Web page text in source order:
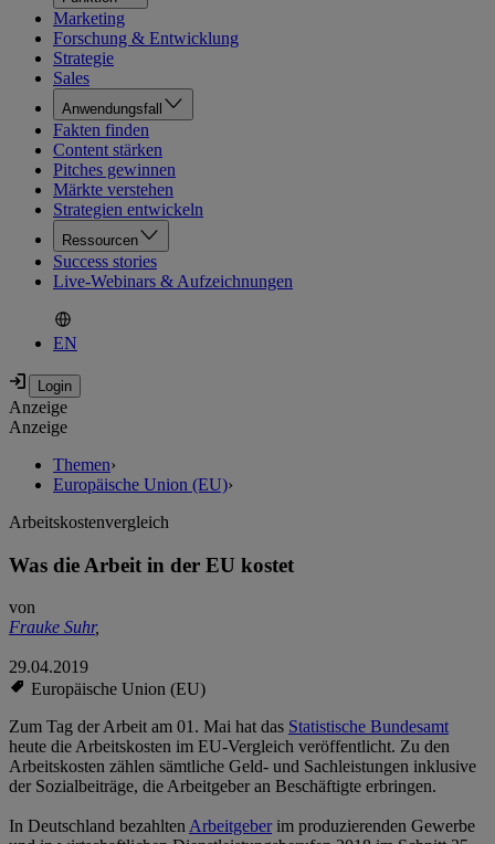
Marketing
Forschung & Entwicklung
Strategie
Sales
Anwendungsfall
Fakten finden
Content stärken
Pitches gewinnen
Märkte verstehen
Strategien entwickeln
Ressourcen
Success stories
Live-Webinars & Aufzeichnungen
EN
Anzeige
Anzeige
Themen›
Europäische Union (EU)›
Arbeitskostenvergleich
Was die Arbeit in der EU kostet
von
Frauke Suhr,
29.04.2019
Europäische Union (EU)
Zum Tag der Arbeit am 01. Mai hat das Statistische Bundesamt
heute die Arbeitskosten im EU-Vergleich veröffentlicht. Zu den
Arbeitskosten zählen sämtliche Geld- und Sachleistungen inklusive
der Sozialbeiträge, die Arbeitgeber an Beschäftigte erbringen.
In Deutschland bezahltenArbeitgeberim produzierenden Gewerbe